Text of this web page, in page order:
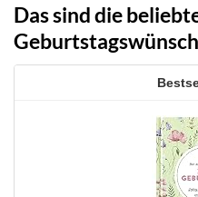
Das sind die